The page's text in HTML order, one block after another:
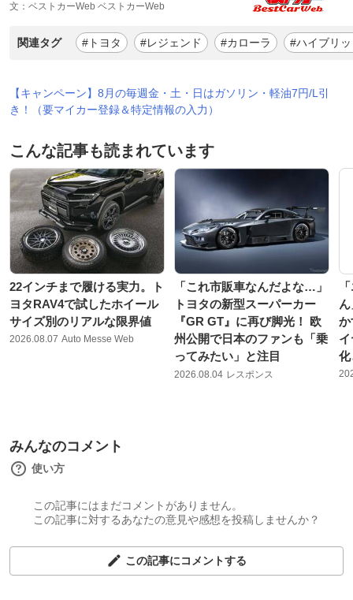
文：ベストカーWeb ベストカーWeb
関連タグ #トヨタ #レジェンド #カローラ #ハイブリ
【キャンペーン】8月の毎週金・土・日はガソリン・軽油7円/L引
き！（要マイカー登録＆特定情報の入力）
こんな記事も読まれています
22インチまで履ける実力。ト
ヨタRAV4で試したホイール
サイズ別のリアルな限界値
2026.08.07 Auto Messe Web
「これ市販車なんだよな…」
トヨタの新型スーパーカー
『GR GT』に再び脚光！ 欧
州公開で日本のファンも「乗
ってみたい」と注目
2026.08.04 レスポンス
か
化
みんなのコメント
使い方
この記事にはまだコメントがありません。
この記事に対するあなたの意見や感想を投稿しませんか？
この記事にコメントする